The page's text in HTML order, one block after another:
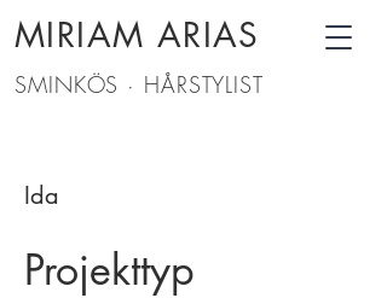
SMINKÖS · HÅRSTYLIST
MIRIAM ARIAS
Ida
Projekttyp